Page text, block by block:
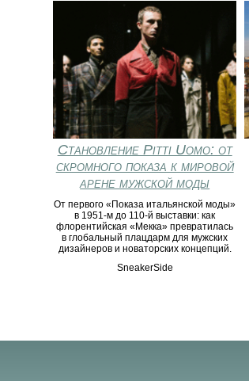
Становление Pitti Uomo: от
скромного показа к мировой
арене мужской моды
От первого «Показa итальянской моды»
в 1951‑м до 110‑й выставки: как
флорентийская «Мекка» превратилась
в глобальный плацдарм для мужских
дизайнеров и новаторских концепций.
SneakerSide